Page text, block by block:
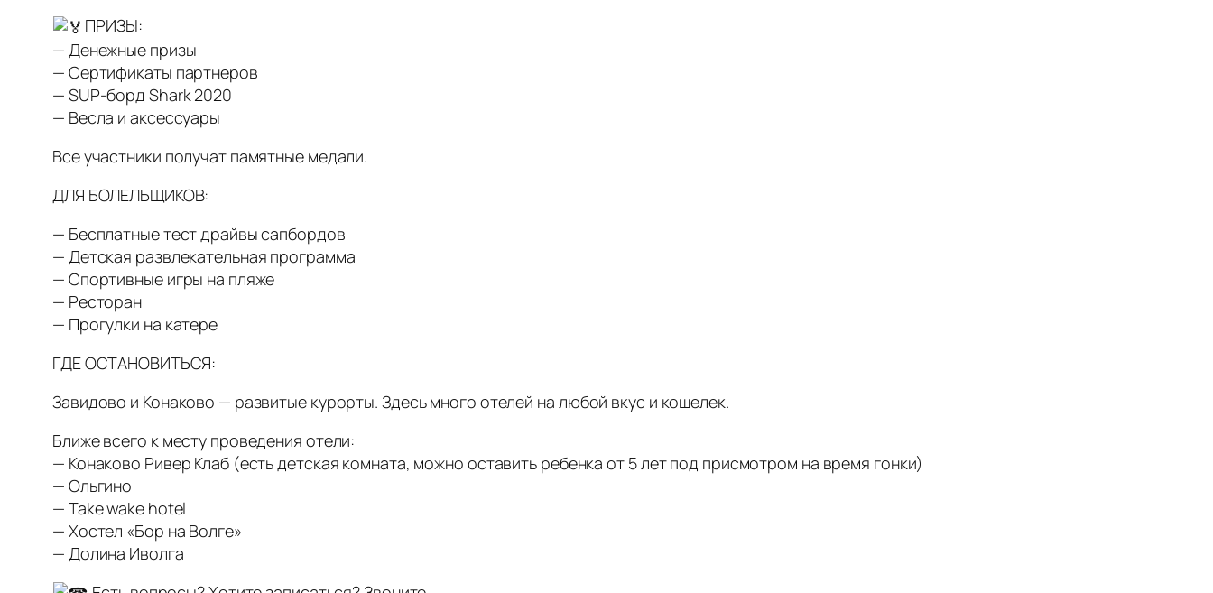
ПРИЗЫ:
— Денежные призы
— Сертификаты партнеров
— SUP-борд Shark 2020
— Весла и аксессуары
Все участники получат памятные медали.
ДЛЯ БОЛЕЛЬЩИКОВ:
— Бесплатные тест драйвы сапбордов
— Детская развлекательная программа
— Спортивные игры на пляже
— Ресторан
— Прогулки на катере
ГДЕ ОСТАНОВИТЬСЯ:
Завидово и Конаково — развитые курорты. Здесь много отелей на любой вкус и кошелек.
Ближе всего к месту проведения отели:
— Конаково Ривер Клаб (есть детская комната, можно оставить ребенка от 5 лет под присмотром на время гонки)
— Ольгино
— Take wake hotel
— Хостел «Бор на Волге»
— Долина Иволга